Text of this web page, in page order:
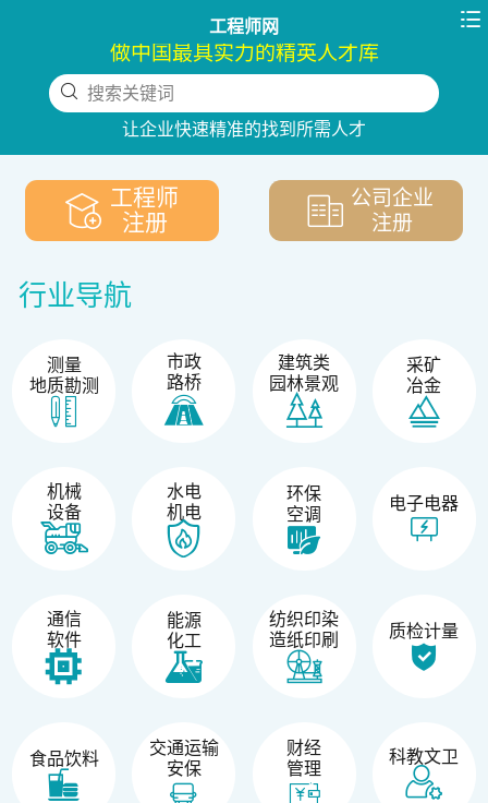
工程师网 
做中国最具实力的精英人才库
搜索关键词
让企业快速精准的找到所需人才
下拉刷新
工程师
注册
公司企业
注册
行业导航
测量
地质勘测
市政
路桥
建筑类
园林景观
采矿
冶金
机械
设备
水电
机电
环保
空调
电子电器
通信
软件
能源
化工
纺织印染
造纸印刷
质检计量
食品饮料
交通运输
安保
财经
管理
科教文卫